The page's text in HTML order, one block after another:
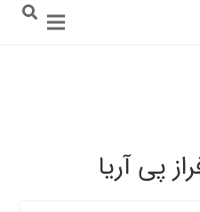
پی آریا